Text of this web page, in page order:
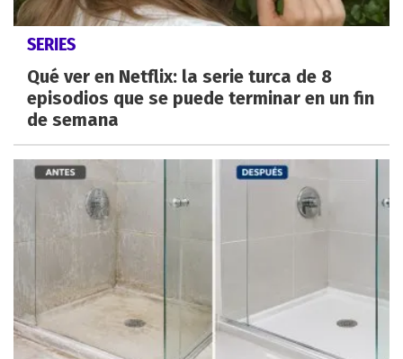
SERIES
Qué ver en Netflix: la serie turca de 8
episodios que se puede terminar en un fin
de semana